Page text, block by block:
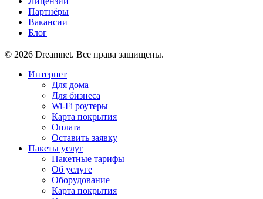
Партнёры
Вакансии
Блог
© 2026 Dreamnet. Все права защищены.
Интернет
Для дома
Для бизнеса
Wi-Fi роутеры
Карта покрытия
Оплата
Оставить заявку
Пакеты услуг
Пакетные тарифы
Об услуге
Оборудование
Карта покрытия